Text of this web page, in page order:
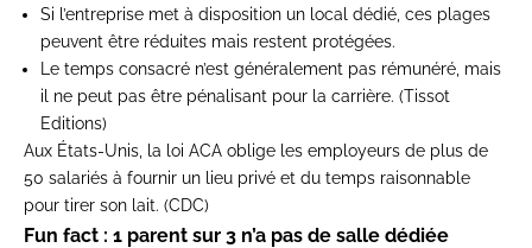
Si l’entreprise met à disposition un local dédié, ces plages
peuvent être réduites mais restent protégées.
Le temps consacré n’est généralement pas rémunéré , mais
il ne peut pas être pénalisant pour la carrière. (Tissot
Editions)
Aux États-Unis , la loi ACA oblige les employeurs de plus de
50 salariés à fournir un lieu privé et du temps raisonnable
pour tirer son lait. (CDC)
Fun fact : 1 parent sur 3 n’a pas de salle dédiée